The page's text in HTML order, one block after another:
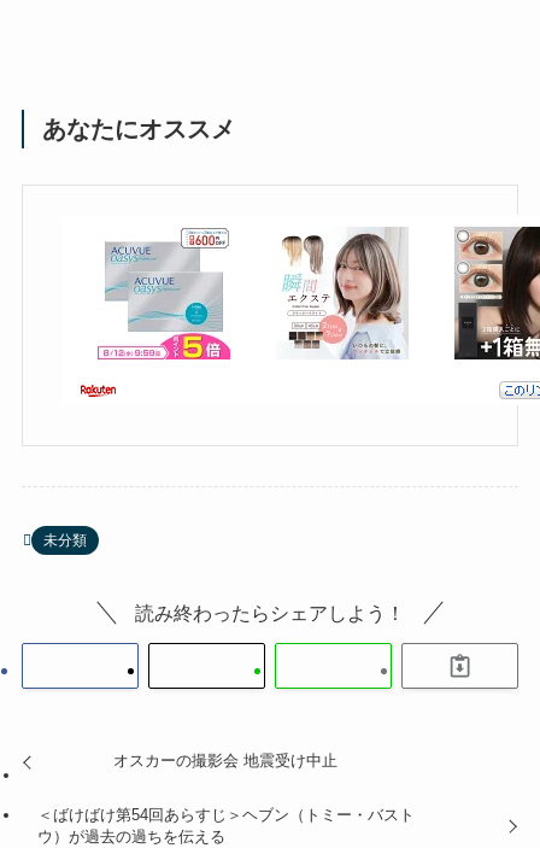
あなたにオススメ
未分類
読み終わったらシェアしよう！
オスカーの撮影会 地震受け中止
＜ばけばけ第54回あらすじ＞ヘブン（トミー・バスト
ウ）が過去の過ちを伝える